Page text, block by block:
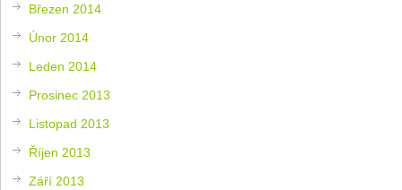
Březen 2014
Únor 2014
Leden 2014
Prosinec 2013
Listopad 2013
Říjen 2013
Září 2013